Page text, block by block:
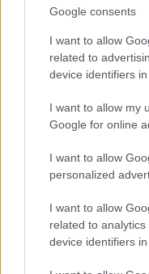
Google consents
I want to allow
related to
device identifiers in
I want to allow my
Google for online
I want to allow
personalized
I want to allow
related to
device identifiers in
nem kellene tovább
elérés, akkor nem
például a Tv2-t
óriásplakátolni.
népszavazás.
A Népszabadság
. Az egyre
eléréséhez nem
elkötelezett vagy
kellett, a
Mindegy mennyire